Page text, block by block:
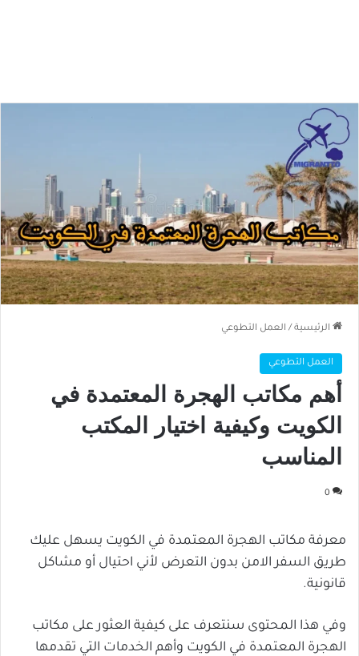
الرئيسية / العمل التطوعي
العمل التطوعي
أهم مكاتب الهجرة المعتمدة في
الكويت وكيفية اختيار المكتب
المناسب
0
معرفة مكاتب الهجرة المعتمدة في الكويت يسهل عليك
طريق السفر الامن بدون التعرض لأني احتيال أو مشاكل
قانونية.
وفي هذا المحتوى سنتعرف على كيفية العثور على مكاتب
الهجرة المعتمدة في الكويت وأهم الخدمات التي تقدمها